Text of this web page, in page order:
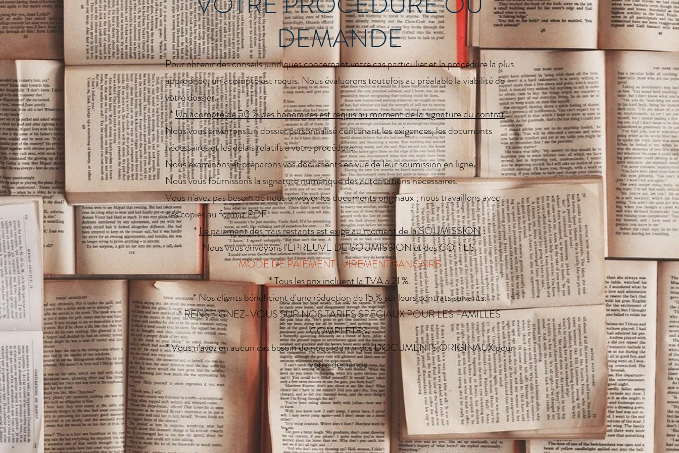
DEMANDE
Pour obtenir des conseils juridiques concernant votre cas particulier et la procédure la plus
appropriée, un acompte est requis. Nous évaluerons toutefois au préalable la viabilité de
votre dossier.
*Un acompte de 50 % des honoraires est requis au moment de la signature du contrat:
Nous vous enverrons un dossier personnalisé contenant les exigences, les documents
nécessaires et les délais relatifs à votre procédure.
Nous examinons et préparons vos documents en vue de leur soumission en ligne.
Nous vous fournissons la signature numérique des autorisations nécessaires.
Vous n'avez pas besoin de nous envoyer les documents originaux ; nous travaillons avec
des copies au format PDF.
*Le paiement des frais restants est exigé au moment de la SOUMISSION:
Nous vous envoyons l'ÉPREUVE DE SOUMISSION et des COPIES.
MODE DE PAIEMENT : VIREMENT BANCAIRE
* Tous les prix incluent la TVA à 21 %.
* Nos clients bénéficient d'une réduction de 15 % sur leurs contrats suivants.
* RENSEIGNEZ-VOUS SUR NOS TARIFS SPÉCIAUX POUR LES FAMILLES
COMPLÈTES.
* Vous n'avez en aucun cas besoin de nous fournir des DOCUMENTS ORIGINAUX pour
votre demande.